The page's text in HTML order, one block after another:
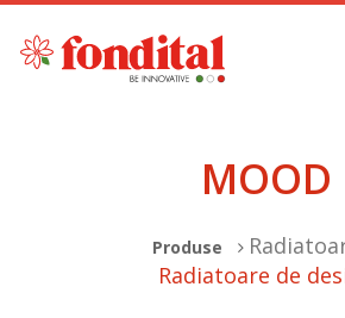
MOOD
Produse
Radiatoare de